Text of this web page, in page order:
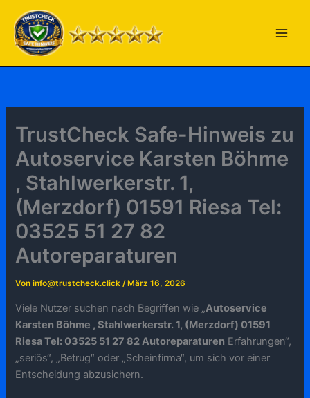
Inhalt
springen
TrustCheck Safe-Hinweis zu
Autoservice Karsten Böhme
, Stahlwerkerstr. 1,
(Merzdorf) 01591 Riesa Tel:
03525 51 27 82
Autoreparaturen
Voninfo@trustcheck.click/ März 16, 2026
Viele Nutzer suchen nach Begriffen wie „Autoservice
Karsten Böhme , Stahlwerkerstr. 1, (Merzdorf) 01591
Riesa Tel: 03525 51 27 82 Autoreparaturen Erfahrungen“,
„seriös“, „Betrug“ oder „Scheinfirma“, um sich vor einer
Entscheidung abzusichern.